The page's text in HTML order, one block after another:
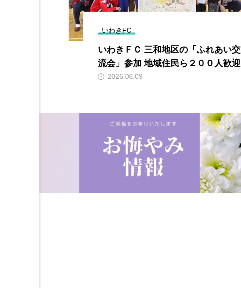
いわきFC
いわきＦＣ 三和地区の「ふれあい交
流会」参加 地域住民ら２００人歓迎
2026.06.09